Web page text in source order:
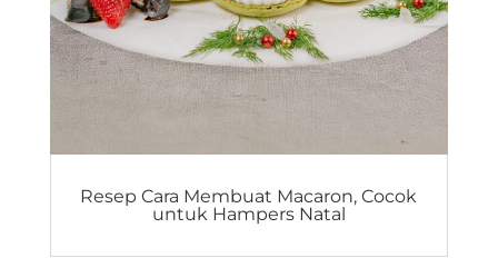
Resep Cara Membuat Macaron, Cocok
untuk Hampers Natal